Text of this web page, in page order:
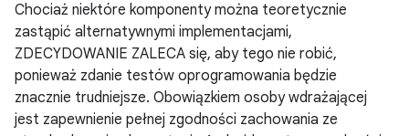
Chociaż niektóre komponenty można teoretycznie
zastąpić alternatywnymi implementacjami,
ZDECYDOWANIE ZALECA się, aby tego nie robić,
ponieważ zdanie testów oprogramowania będzie
znacznie trudniejsze. Obowiązkiem osoby wdrażającej
jest zapewnienie pełnej zgodności zachowania ze